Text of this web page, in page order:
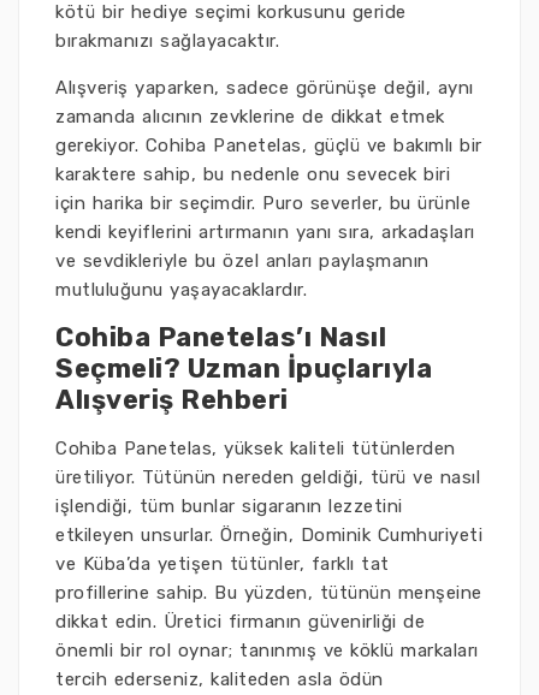
kötü bir hediye seçimi korkusunu geride
bırakmanızı sağlayacaktır.
Alışveriş yaparken, sadece görünüşe değil, aynı
zamanda alıcının zevklerine de dikkat etmek
gerekiyor. Cohiba Panetelas, güçlü ve bakımlı bir
karaktere sahip, bu nedenle onu sevecek biri
için harika bir seçimdir. Puro severler, bu ürünle
kendi keyiflerini artırmanın yanı sıra, arkadaşları
ve sevdikleriyle bu özel anları paylaşmanın
mutluluğunu yaşayacaklardır.
Cohiba Panetelas’ı Nasıl
Seçmeli? Uzman İpuçlarıyla
Alışveriş Rehberi
Cohiba Panetelas, yüksek kaliteli tütünlerden
üretiliyor. Tütünün nereden geldiği, türü ve nasıl
işlendiği, tüm bunlar sigaranın lezzetini
etkileyen unsurlar. Örneğin, Dominik Cumhuriyeti
ve Küba’da yetişen tütünler, farklı tat
profillerine sahip. Bu yüzden, tütünün menşeine
dikkat edin. Üretici firmanın güvenirliği de
önemli bir rol oynar; tanınmış ve köklü markaları
tercih ederseniz, kaliteden asla ödün